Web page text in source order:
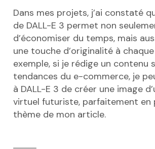
Dans mes projets, j’ai constaté
de DALL-E 3 permet non
d’économiser du temps, mais
une touche d’originalité à
exemple, si je rédige un contenu
tendances du e-commerce, je
à DALL-E 3 de créer une image
virtuel futuriste, parfaitement en
thème de mon article.